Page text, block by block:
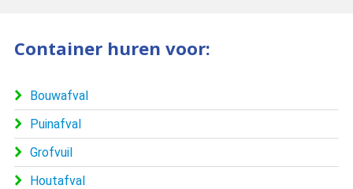
Container huren voor:
Bouwafval
Puinafval
Grofvuil
Houtafval